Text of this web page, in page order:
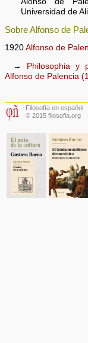
Universidad de
Sobre Alfonso de
1920Alfonso de
→ Philosophia y
Alfonso de Palencia
Filosofía en español
© 2015 filosofia.org